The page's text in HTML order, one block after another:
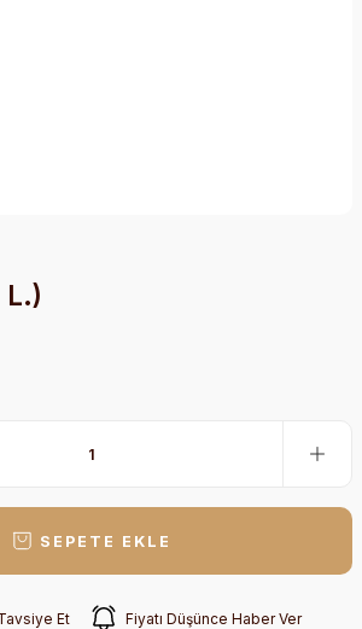
L.)
SEPETE EKLE
Et Fiyatı Düşünce Haber Ver